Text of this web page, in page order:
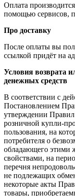
Оплата
помощью сервисов,
Про доставку
После оплаты вы
ссылкой придёт на
Условия возврата
денежных средств
В соответствии с
Постановлением
утверждении
розничной купли-
пользования, на
потребителя о
обладающего этими
свойствами, на
перечня
не подлежащих
некоторые акты
товары,